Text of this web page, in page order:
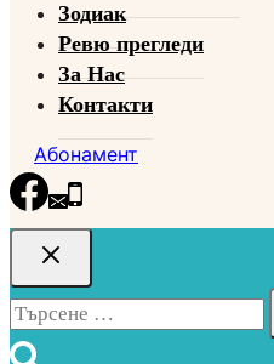
Зодиак
Ревю прегледи
За Нас
Контакти
Абонамент
Търсене
за: